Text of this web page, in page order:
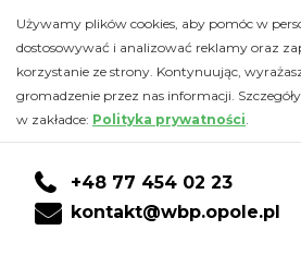
2024
Wojewódzka
Biblioteka
Publiczna
do
głównej
treści
DO
KONTA
CZYTELNIKA
DO
WYSZUKIWARKI
do
stopki
Używamy plików cookies, aby pomóc w
dostosowywać i analizować reklamy oraz
korzystanie ze strony. Kontynuując,
gromadzenie przez nas informacji.
w zakładce: Polityka prywatności.
+48 77 454 02 23
kontakt@wbp.opole.pl